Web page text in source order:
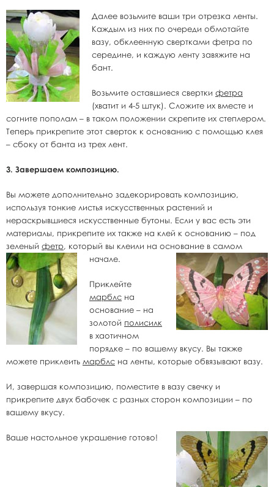
Далее возьмите ваши три отрезка ленты.
Каждым из них по очереди обмотайте
вазу, обклеенную свертками фетра по
середине, и каждую ленту завяжите на
бант.
Возьмите оставшиеся свертки фетра
(хватит и 4-5 штук). Сложите их вместе и
согните пополам – в таком положении скрепите их степлером.
Теперь прикрепите этот сверток к основанию с помощью клея
– сбоку от банта из трех лент.
3. Завершаем композицию.
Вы можете дополнительно задекорировать композицию,
используя тонкие листья искусственных растений и
нераскрывшиеся искусственные бутоны. Если у вас есть эти
материалы, прикрепите их также на клей к основанию – под
зеленый фетр, который вы клеили на основание в самом
начале.
Приклейте
марблс на
основание – на
золотой полисилк
в хаотичном
порядке – по вашему вкусу. Вы также
можете приклеить марблс на ленты, которые обвязывают вазу.
И, завершая композицию, поместите в вазу свечку и
прикрепите двух бабочек с разных сторон композиции – по
вашему вкусу.
Ваше настольное украшение готово!